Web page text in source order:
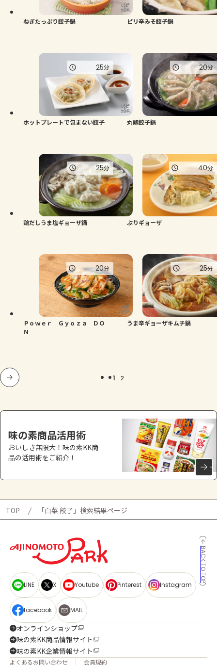
ねぎたっぷり餃子鍋 ピリ辛みそ餃子鍋
ホットプレートで包まない餃子
25分
丸鶏餃子鍋
20分
鶏だしうま塩ギョーザ鍋
25分
ぶりギョーザ
40分
Ｐｏｗｅｒ Ｇｙｏｚａ ＤＯ
Ｎ
20分
うま辛ギョーザキムチ鍋
25分
1 2
味の素商品活用術
おいしさ無限大！味の素KK商
品の活用術をご紹介！
TOP 「白菜 餃子」検索結果ページ
BACK TO TOP
LINE X Youtube Pinterest Instagram
facebook MAIL
オンラインショップ
味の素KK商品情報サイト
味の素KK企業情報サイト
よくあるお問い合わせ 会員規約